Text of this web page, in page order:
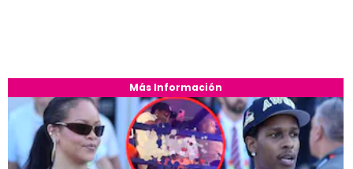
Más Información